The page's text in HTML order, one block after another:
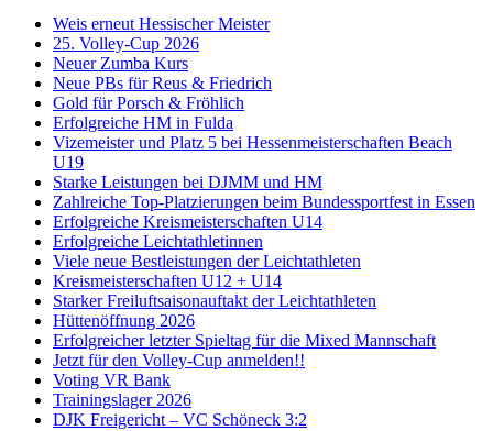
Weis erneut Hessischer Meister
25. Volley-Cup 2026
Neuer Zumba Kurs
Neue PBs für Reus & Friedrich
Gold für Porsch & Fröhlich
Erfolgreiche HM in Fulda
Vizemeister und Platz 5 bei Hessenmeisterschaften Beach
U19
Starke Leistungen bei DJMM und HM
Zahlreiche Top-Platzierungen beim Bundessportfest in Essen
Erfolgreiche Kreismeisterschaften U14
Erfolgreiche Leichtathletinnen
Viele neue Bestleistungen der Leichtathleten
Kreismeisterschaften U12 + U14
Starker Freiluftsaisonauftakt der Leichtathleten
Hüttenöffnung 2026
Erfolgreicher letzter Spieltag für die Mixed Mannschaft
Jetzt für den Volley-Cup anmelden!!
Voting VR Bank
Trainingslager 2026
DJK Freigericht – VC Schöneck 3:2